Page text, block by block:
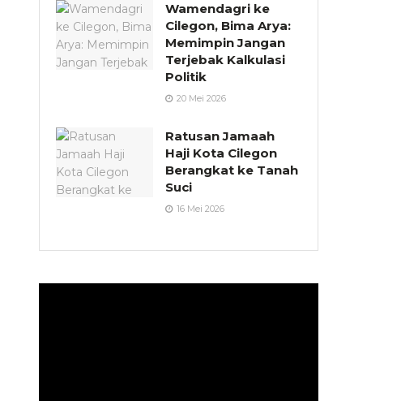
Wamendagri ke
Cilegon, Bima Arya:
Memimpin Jangan
Terjebak Kalkulasi
Politik
20 Mei 2026
Ratusan Jamaah
Haji Kota Cilegon
Berangkat ke Tanah
Suci
16 Mei 2026